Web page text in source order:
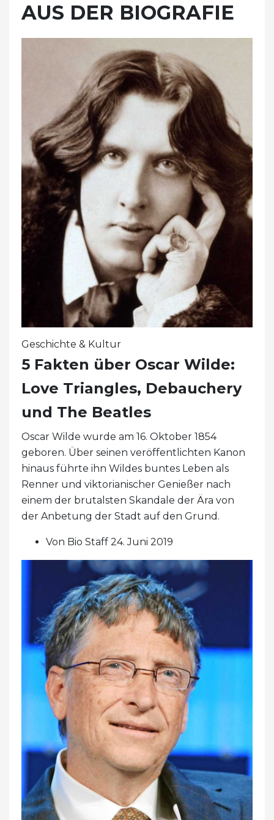
AUS DER BIOGRAFIE
Geschichte & Kultur
5 Fakten über Oscar Wilde:
Love Triangles, Debauchery
und The Beatles
Oscar Wilde wurde am 16. Oktober 1854
geboren. Über seinen veröffentlichten Kanon
hinaus führte ihn Wildes buntes Leben als
Renner und viktorianischer Genießer nach
einem der brutalsten Skandale der Ära von
der Anbetung der Stadt auf den Grund.
Von Bio Staff 24. Juni 2019